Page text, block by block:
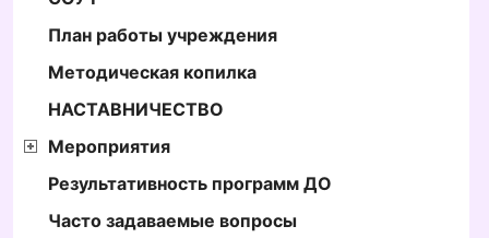
План работы учреждения
Методическая копилка
НАСТАВНИЧЕСТВО
Мероприятия
Результативность программ ДО
Часто задаваемые вопросы